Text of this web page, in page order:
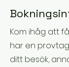
Kom ihåg att
har en
ditt besök,